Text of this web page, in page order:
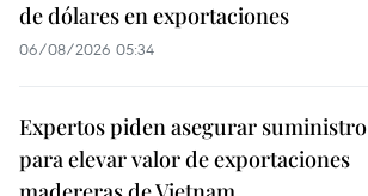
de dólares en exportaciones
06/08/2026 05:34
Expertos piden asegurar suministro
para elevar valor de exportaciones